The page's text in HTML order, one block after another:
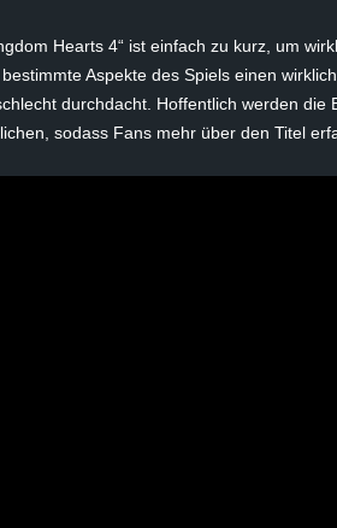
Hearts 4“ ist einfach zu kurz, um
Aspekte des Spiels einen
durchdacht. Hoffentlich werden die
sodass Fans mehr über den Titel